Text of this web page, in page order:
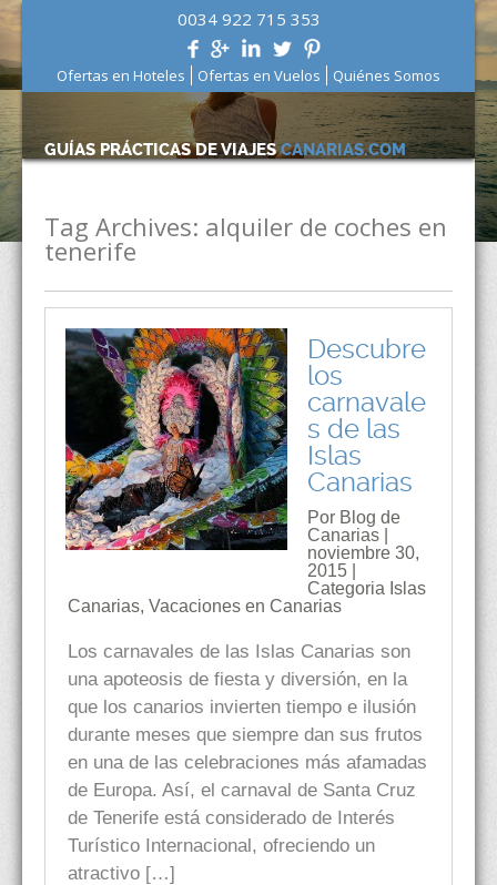
0034 922 715 353
Ofertas en Hoteles Ofertas en Vuelos Quiénes Somos
GUÍAS PRÁCTICAS DE VIAJESCANARIAS.COM
Tag Archives: alquiler de coches en
tenerife
Descubre
los
carnavale
s de las
Islas
Canarias
Por Blog de
Canarias |
noviembre 30,
2015 |
Categoria Islas
Canarias, Vacaciones en Canarias
Los carnavales de las Islas Canarias son
una apoteosis de fiesta y diversión, en la
que los canarios invierten tiempo e ilusión
durante meses que siempre dan sus frutos
en una de las celebraciones más afamadas
de Europa. Así, el carnaval de Santa Cruz
de Tenerife está considerado de Interés
Turístico Internacional, ofreciendo un
atractivo […]